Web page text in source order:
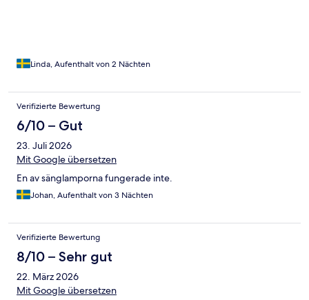
Linda, Aufenthalt von 2 Nächten
Verifizierte Bewertung
6/10 – Gut
23. Juli 2026
Mit Google übersetzen
En av sänglamporna fungerade inte.
Johan, Aufenthalt von 3 Nächten
Verifizierte Bewertung
8/10 – Sehr gut
22. März 2026
Mit Google übersetzen